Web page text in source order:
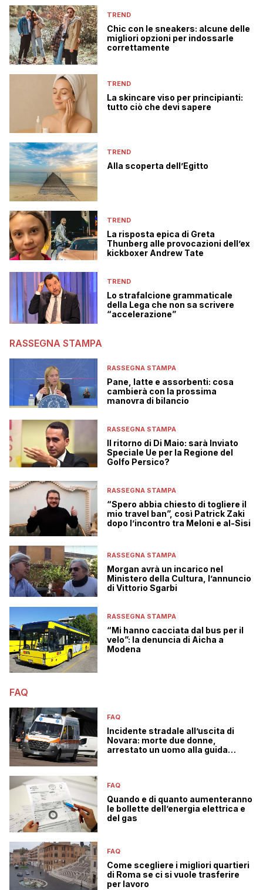
TREND
Chic con le sneakers: alcune delle
migliori opzioni per indossarle
correttamente
TREND
La skincare viso per principianti:
tutto ciò che devi sapere
TREND
Alla scoperta dell’Egitto
TREND
La risposta epica di Greta
Thunberg alle provocazioni dell’ex
kickboxer Andrew Tate
TREND
Lo strafalcione grammaticale
della Lega che non sa scrivere
“accelerazione”
RASSEGNA STAMPA
RASSEGNA STAMPA
Pane, latte e assorbenti: cosa
cambierà con la prossima
manovra di bilancio
RASSEGNA STAMPA
Il ritorno di Di Maio: sarà Inviato
Speciale Ue per la Regione del
Golfo Persico?
RASSEGNA STAMPA
“Spero abbia chiesto di togliere il
mio travel ban”, così Patrick Zaki
dopo l’incontro tra Meloni e al-Sisi
RASSEGNA STAMPA
Morgan avrà un incarico nel
Ministero della Cultura, l’annuncio
di Vittorio Sgarbi
RASSEGNA STAMPA
“Mi hanno cacciata dal bus per il
velo”: la denuncia di Aicha a
Modena
FAQ
FAQ
Incidente stradale all’uscita di
Novara: morte due donne,
arrestato un uomo alla guida
FAQ
Quando e di quanto aumenteranno
le bollette dell’energia elettrica e
del gas
FAQ
Come scegliere i migliori quartieri
di Roma se ci si vuole trasferire
per lavoro